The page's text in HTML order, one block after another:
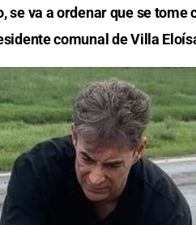
se va a ordenar que se
comunal de Villa